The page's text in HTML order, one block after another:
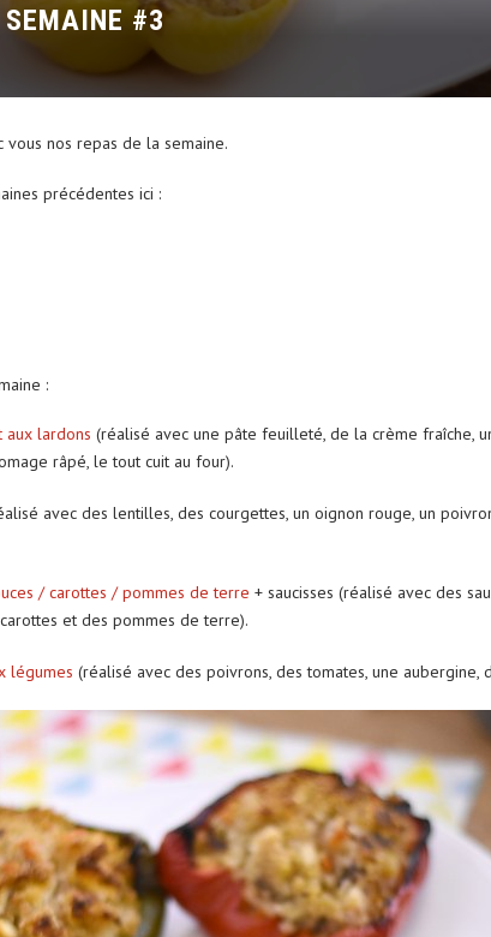
SEMAINE #3
nos repas de la semaine.
précédentes ici :
:
aux lardons (réalisé avec une pâte feuilleté, de la crème fraîche,
râpé, le tout cuit au four).
avec des lentilles, des courgettes, un oignon rouge, un
/ carottes / pommes de terre + saucisses (réalisé avec des
et des pommes de terre).
légumes (réalisé avec des poivrons, des tomates, une aubergine,
une voiture aux États-Unis : 8
conseils...
4 juin 2025
Découvrez le
2